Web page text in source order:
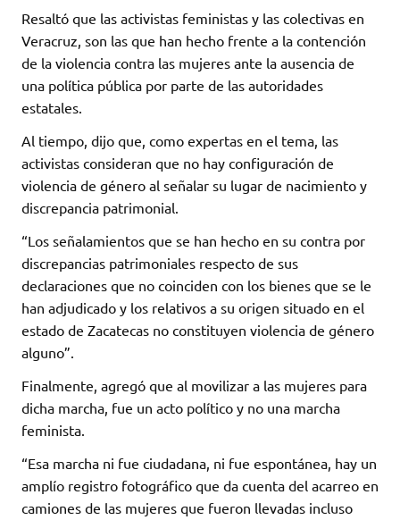
Resaltó que las activistas feministas y las colectivas en
Veracruz, son las que han hecho frente a la contención
de la violencia contra las mujeres ante la ausencia de
una política pública por parte de las autoridades
estatales.
Al tiempo, dijo que, como expertas en el tema, las
activistas consideran que no hay configuración de
violencia de género al señalar su lugar de nacimiento y
discrepancia patrimonial.
“Los señalamientos que se han hecho en su contra por
discrepancias patrimoniales respecto de sus
declaraciones que no coinciden con los bienes que se le
han adjudicado y los relativos a su origen situado en el
estado de Zacatecas no constituyen violencia de género
alguno”.
Finalmente, agregó que al movilizar a las mujeres para
dicha marcha, fue un acto político y no una marcha
feminista.
“Esa marcha ni fue ciudadana, ni fue espontánea, hay un
amplío registro fotográfico que da cuenta del acarreo en
camiones de las mujeres que fueron llevadas incluso